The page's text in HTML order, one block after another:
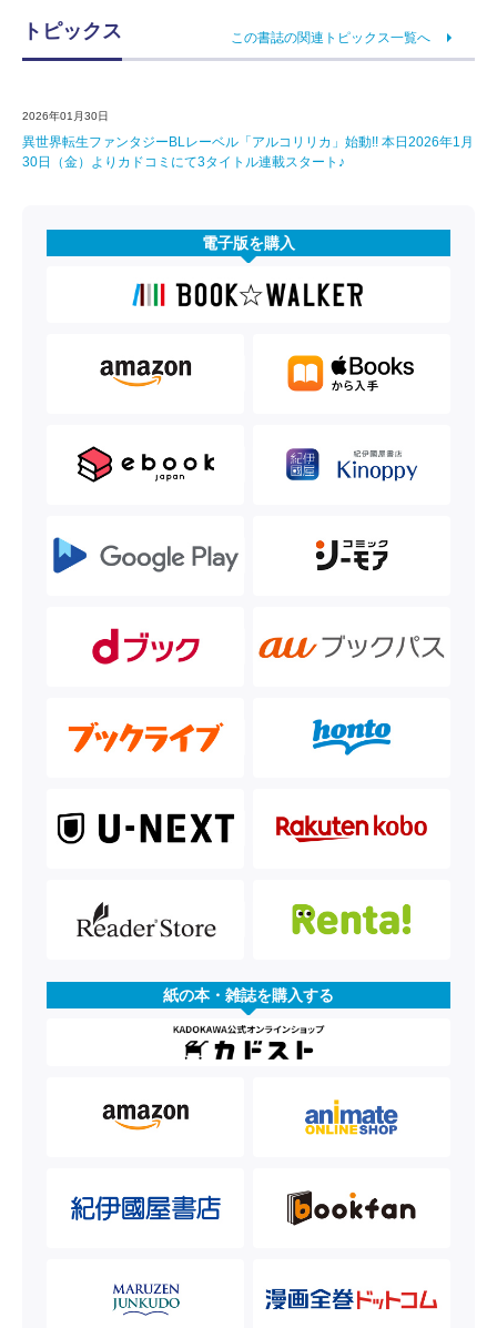
トピックス この書誌の関連トピックス一覧へ
2026年01月30日
異世界転生ファンタジーBLレーベル「アルコリリカ」始動!! 本日2026年1月
30日（金）よりカドコミにて3タイトル連載スタート♪
電子版を購入
紙の本・雑誌を購入する